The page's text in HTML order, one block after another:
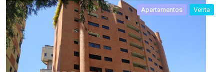
Apartamentos Venta